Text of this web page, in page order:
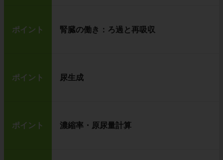
ポイント 腎臓の働き：ろ過と再吸収
ポイント 尿生成
ポイント 濃縮率・原尿量計算